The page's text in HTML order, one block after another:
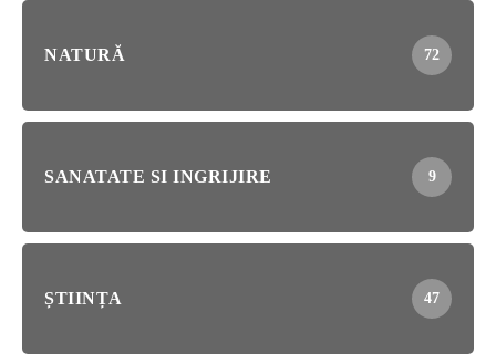
NATURĂ 72
SANATATE SI INGRIJIRE 9
ȘTIINȚA 47